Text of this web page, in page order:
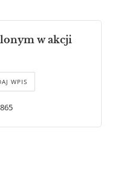
w akcji
WPIS